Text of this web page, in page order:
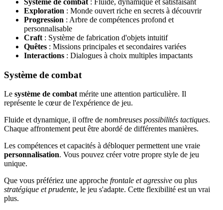
Exploration : Monde ouvert riche en secrets à découvrir
Progression : Arbre de compétences profond et
personnalisable
Craft : Système de fabrication d'objets intuitif
Quêtes : Missions principales et secondaires variées
Interactions : Dialogues à choix multiples impactants
Système de combat
Le système de combat mérite une attention particulière. Il
représente le cœur de l'expérience de jeu.
Fluide et dynamique, il offre de nombreuses possibilités tactiques.
Chaque affrontement peut être abordé de différentes manières.
Les compétences et capacités à débloquer permettent une vraie
personnalisation. Vous pouvez créer votre propre style de jeu
unique.
Que vous préfériez une approche frontale et agressive ou plus
stratégique et prudente, le jeu s'adapte. Cette flexibilité est un vrai
plus.